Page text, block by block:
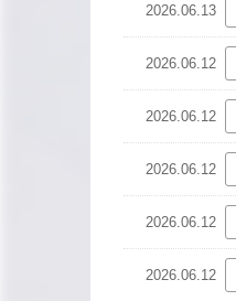
2026.06.13
2026.06.12
2026.06.12
2026.06.12
2026.06.12
2026.06.12